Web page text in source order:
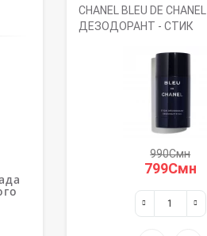
CHANEL BLEU DE CHANEL
ДЕЗОДОРАНТ - СТИК
990Смн
799Смн